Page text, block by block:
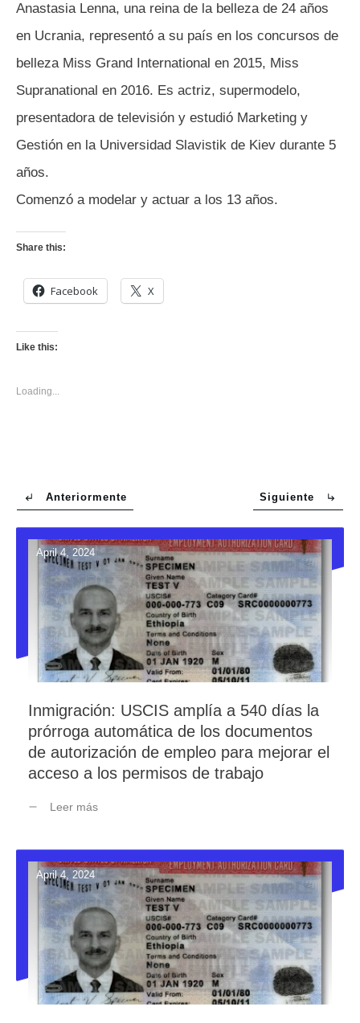
Anastasia Lenna, una reina de la belleza de 24 años
en Ucrania, representó a su país en los concursos de
belleza Miss Grand International en 2015, Miss
Supranational en 2016. Es actriz, supermodelo,
presentadora de televisión y estudió Marketing y
Gestión en la Universidad Slavistik de Kiev durante 5
años.
Comenzó a modelar y actuar a los 13 años.
Share this:
Facebook X
Like this:
Loading...
Anteriormente Siguiente
April 4, 2024
Inmigración: USCIS amplía a 540 días la
prórroga automática de los documentos
de autorización de empleo para mejorar el
acceso a los permisos de trabajo
Leer más
April 4, 2024